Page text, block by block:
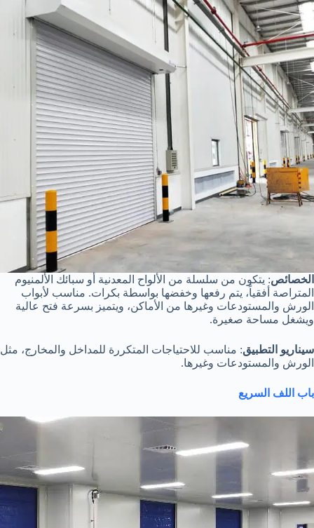
الخصائص: يتكون من سلسلة من الألواح المعدنية أو سبائك الألمنيوم
المتراصة أفقياً، يتم رفعها وخفضها بواسطة بكرات. مناسب لأبواب
الورش والمستودعات وغيرها من الأماكن، ويتميز بسرعة فتح عالية
ويشغل مساحة صغيرة.
سيناريو التطبيق: مناسب للاحتياجات المتكررة للمداخل والمخارج، مثل
الورش والمستودعات وغيرها.
باب اللف السريع